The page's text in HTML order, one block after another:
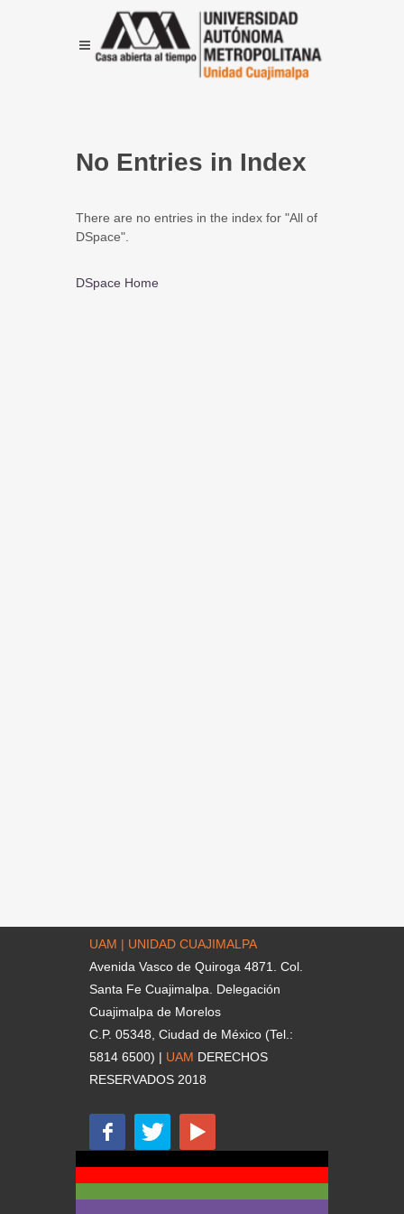
No Entries in Index
There are no entries in the index for "All of
DSpace".
DSpace Home
UAM | UNIDAD CUAJIMALPA
Avenida Vasco de Quiroga 4871. Col.
Santa Fe Cuajimalpa. Delegación
Cuajimalpa de Morelos
C.P. 05348, Ciudad de México (Tel.:
5814 6500) | UAM DERECHOS
RESERVADOS 2018